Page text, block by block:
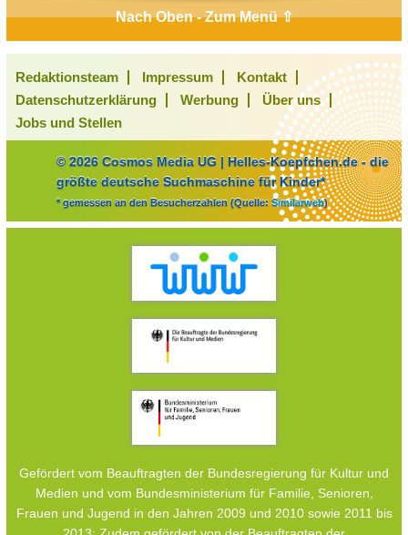
Nach Oben - Zum Menü ⇧
Redaktionsteam Impressum
Kontakt
Datenschutzerklärung
Werbung
Über uns
Jobs und Stellen
© 2026 Cosmos Media UG | Helles-Koepfchen.de - die
größte deutsche Suchmaschine für Kinder*
* gemessen an den Besucherzahlen (Quelle: Similarweb)
Gefördert vom Beauftragten der Bundesregierung für Kultur und
Medien und vom Bundesministerium für Familie, Senioren,
Frauen und Jugend in den Jahren 2009 und 2010 sowie 2011 bis